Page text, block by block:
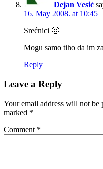
Dejan Vesić
16. May 2008. at 10:45
Srećnici 🙂
Mogu samo tiho da im
Reply
Leave a Reply
Your email address will not be
marked *
Comment *